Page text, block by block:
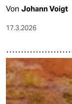
Von Johann Voigt
17.3.2026